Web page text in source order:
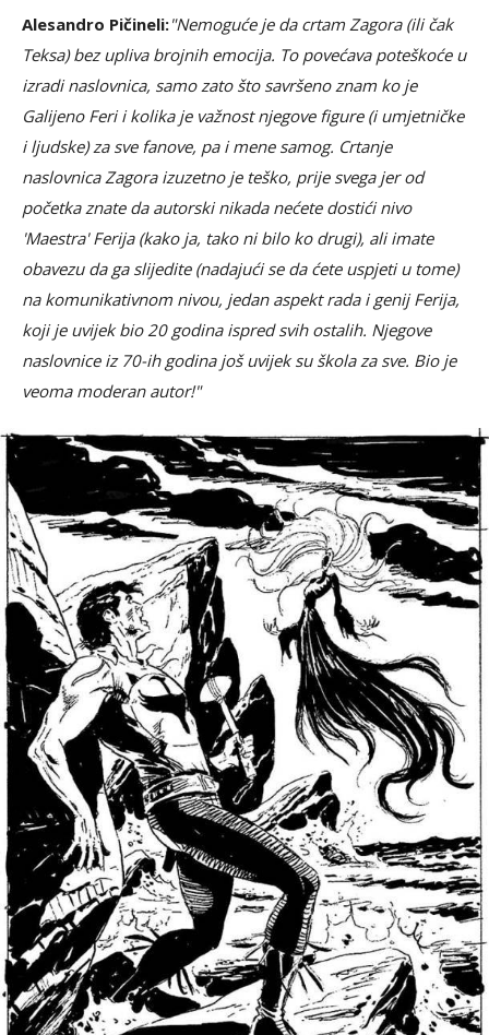
Alesandro Pičineli:"Nemoguće je da crtam Zagora (ili čak
Teksa) bez upliva brojnih emocija. To povećava poteškoće u
izradi naslovnica, samo zato što savršeno znam ko je
Galijeno Feri i kolika je važnost njegove figure (i umjetničke
i ljudske) za sve fanove, pa i mene samog. Crtanje
naslovnica Zagora izuzetno je teško, prije svega jer od
početka znate da autorski nikada nećete dostići nivo
'Maestra' Ferija (kako ja, tako ni bilo ko drugi), ali imate
obavezu da ga slijedite (nadajući se da ćete uspjeti u tome)
na komunikativnom nivou, jedan aspekt rada i genij Ferija,
koji je uvijek bio 20 godina ispred svih ostalih. Njegove
naslovnice iz 70-ih godina još uvijek su škola za sve. Bio je
veoma moderan autor!"